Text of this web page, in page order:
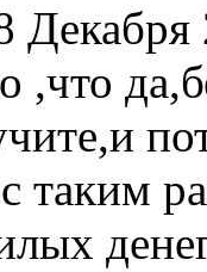
,что
таким